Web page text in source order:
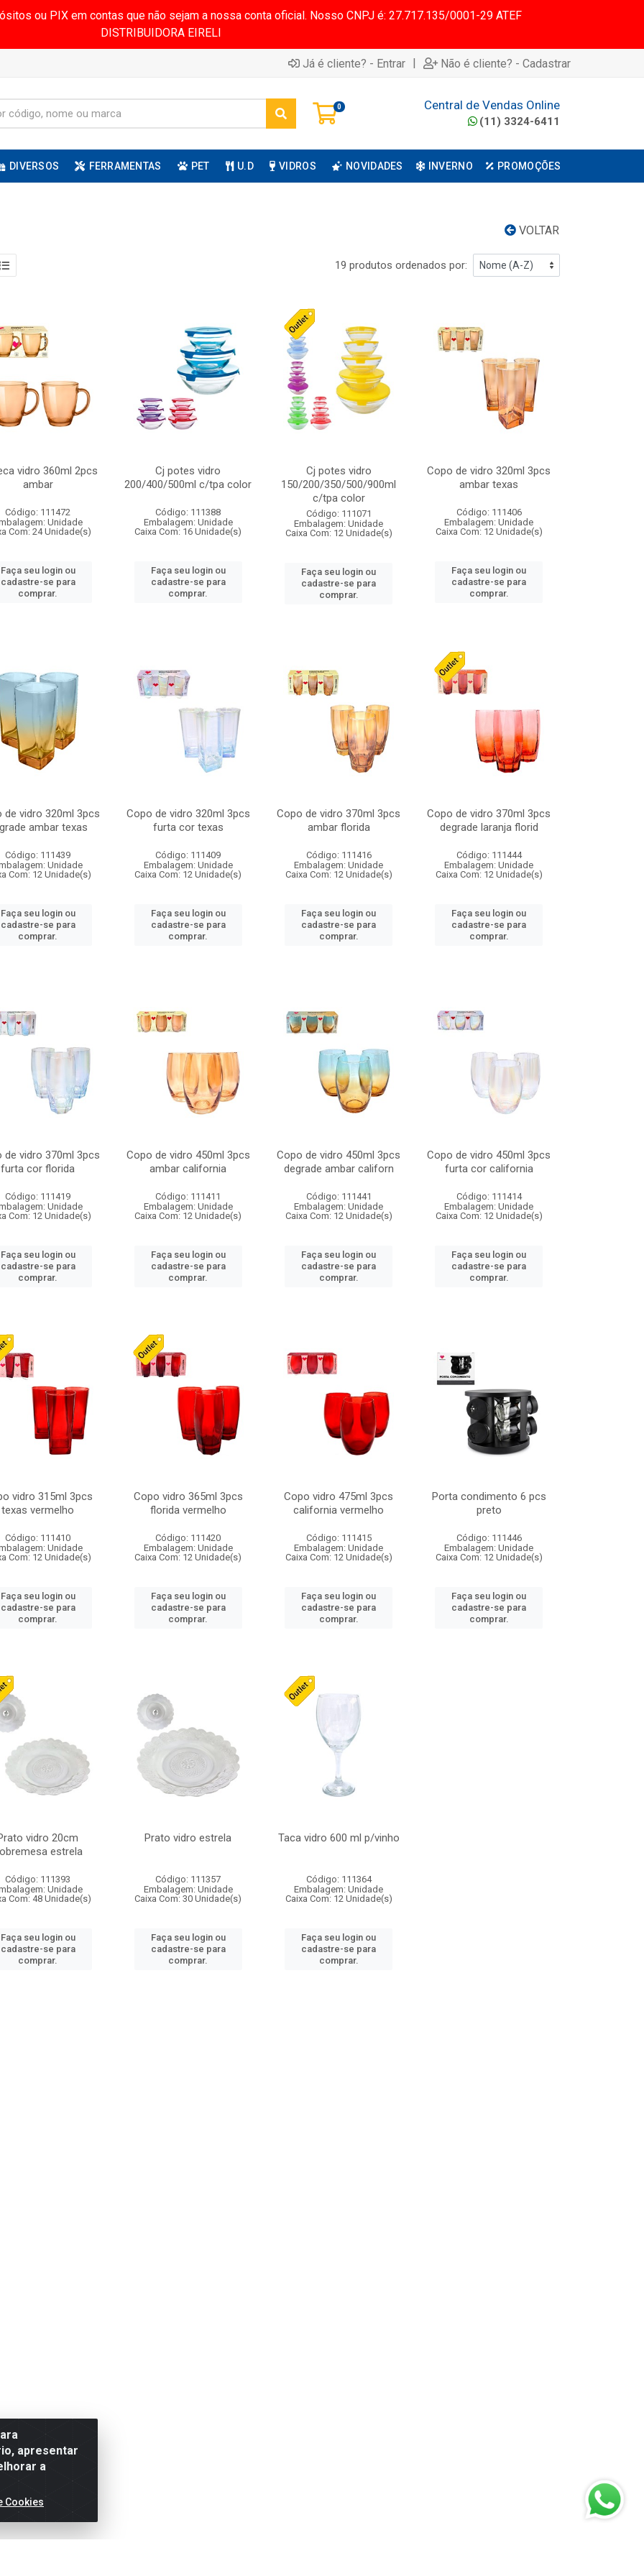
ou PIX em contas que não sejam a nossa conta oficial. Nosso CNPJ é: 27.717.135/0001-29 ATEF
DISTRIBUIDORA EIRELI
Já é cliente? - Entrar | Não é cliente? - Cadastrar
0 Central de Vendas Online
(11) 3324-6411
DIVERSOS FERRAMENTAS PET U.D VIDROS NOVIDADES INVERNO PROMOÇÕES
VOLTAR
19 produtos ordenados por:
vidro 360ml 2pcs
ambar
Código: 111472
Unidade
Com: 24 Unidade(s)
Faça seu login ou
cadastre-se para
comprar.
Cj potes vidro
200/400/500ml c/tpa color
Código: 111388
Embalagem: Unidade
Caixa Com: 16 Unidade(s)
Faça seu login ou
cadastre-se para
comprar.
Cj potes vidro
150/200/350/500/900ml
c/tpa color
Código: 111071
Embalagem: Unidade
Caixa Com: 12 Unidade(s)
Faça seu login ou
cadastre-se para
comprar.
Copo de vidro 320ml 3pcs
ambar texas
Código: 111406
Embalagem: Unidade
Caixa Com: 12 Unidade(s)
Faça seu login ou
cadastre-se para
comprar.
de vidro 320ml 3pcs
ambar texas
Código: 111439
Unidade
Com: 12 Unidade(s)
Faça seu login ou
cadastre-se para
comprar.
Copo de vidro 320ml 3pcs
furta cor texas
Código: 111409
Embalagem: Unidade
Caixa Com: 12 Unidade(s)
Faça seu login ou
cadastre-se para
comprar.
Copo de vidro 370ml 3pcs
ambar florida
Código: 111416
Embalagem: Unidade
Caixa Com: 12 Unidade(s)
Faça seu login ou
cadastre-se para
comprar.
Copo de vidro 370ml 3pcs
degrade laranja florid
Código: 111444
Embalagem: Unidade
Caixa Com: 12 Unidade(s)
Faça seu login ou
cadastre-se para
comprar.
de vidro 370ml 3pcs
furta cor florida
Código: 111419
Unidade
Com: 12 Unidade(s)
Faça seu login ou
cadastre-se para
comprar.
Copo de vidro 450ml 3pcs
ambar california
Código: 111411
Embalagem: Unidade
Caixa Com: 12 Unidade(s)
Faça seu login ou
cadastre-se para
comprar.
Copo de vidro 450ml 3pcs
degrade ambar californ
Código: 111441
Embalagem: Unidade
Caixa Com: 12 Unidade(s)
Faça seu login ou
cadastre-se para
comprar.
Copo de vidro 450ml 3pcs
furta cor california
Código: 111414
Embalagem: Unidade
Caixa Com: 12 Unidade(s)
Faça seu login ou
cadastre-se para
comprar.
vidro 315ml 3pcs
texas vermelho
Código: 111410
Unidade
Com: 12 Unidade(s)
Faça seu login ou
cadastre-se para
comprar.
Copo vidro 365ml 3pcs
florida vermelho
Código: 111420
Embalagem: Unidade
Caixa Com: 12 Unidade(s)
Faça seu login ou
cadastre-se para
comprar.
Copo vidro 475ml 3pcs
california vermelho
Código: 111415
Embalagem: Unidade
Caixa Com: 12 Unidade(s)
Faça seu login ou
cadastre-se para
comprar.
Porta condimento 6 pcs
preto
Código: 111446
Embalagem: Unidade
Caixa Com: 12 Unidade(s)
Faça seu login ou
cadastre-se para
comprar.
vidro 20cm
estrela
Código: 111393
Unidade
Com: 48 Unidade(s)
Faça seu login ou
cadastre-se para
comprar.
Prato vidro estrela
Código: 111357
Embalagem: Unidade
Caixa Com: 30 Unidade(s)
Faça seu login ou
cadastre-se para
comprar.
Taca vidro 600 ml p/vinho
Código: 111364
Embalagem: Unidade
Caixa Com: 12 Unidade(s)
Faça seu login ou
cadastre-se para
comprar.
apresentar
a
Cookies